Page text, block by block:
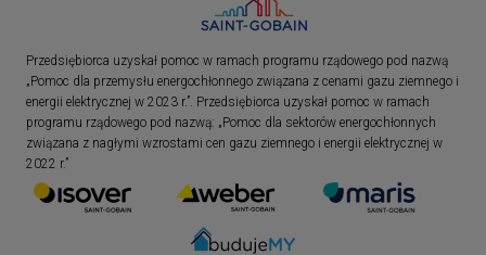
Przedsiębiorca uzyskał pomoc w ramach programu rządowego pod nazwą
„Pomoc dla przemysłu energochłonnego związana z cenami gazu ziemnego i
energii elektrycznej w 2023 r.”. Przedsiębiorca uzyskał pomoc w ramach
programu rządowego pod nazwą: „Pomoc dla sektorów energochłonnych
związana z nagłymi wzrostami cen gazu ziemnego i energii elektrycznej w
2022 r.”